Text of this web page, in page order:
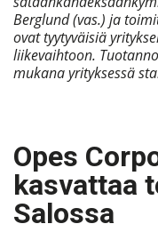
Berglund (vas.) ja
ovat tyytyväisiä
liikevaihtoon.
mukana yrityksessä
Opes
kasvattaa
Salossa